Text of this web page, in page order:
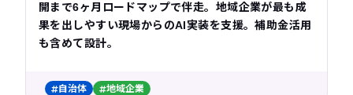
開まで6ヶ月ロードマップで伴走。地域企業が最も成
果を出しやすい現場からのAI実装を支援。補助金活用
も含めて設計。
自治体 地域企業